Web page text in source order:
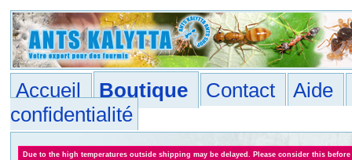
Accueil Boutique Contact Aide
confidentialité
Due to the high temperatures outside shipping may be delayed. Please consider this